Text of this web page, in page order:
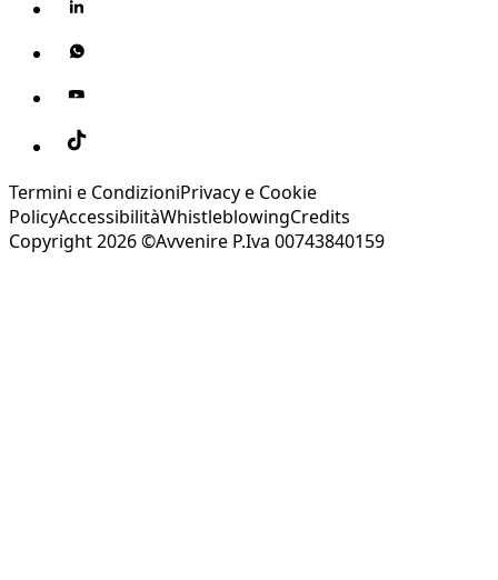
Termini e CondizioniPrivacy e Cookie
PolicyAccessibilitàWhistleblowingCredits
Copyright 2026 ©Avvenire P.Iva 00743840159